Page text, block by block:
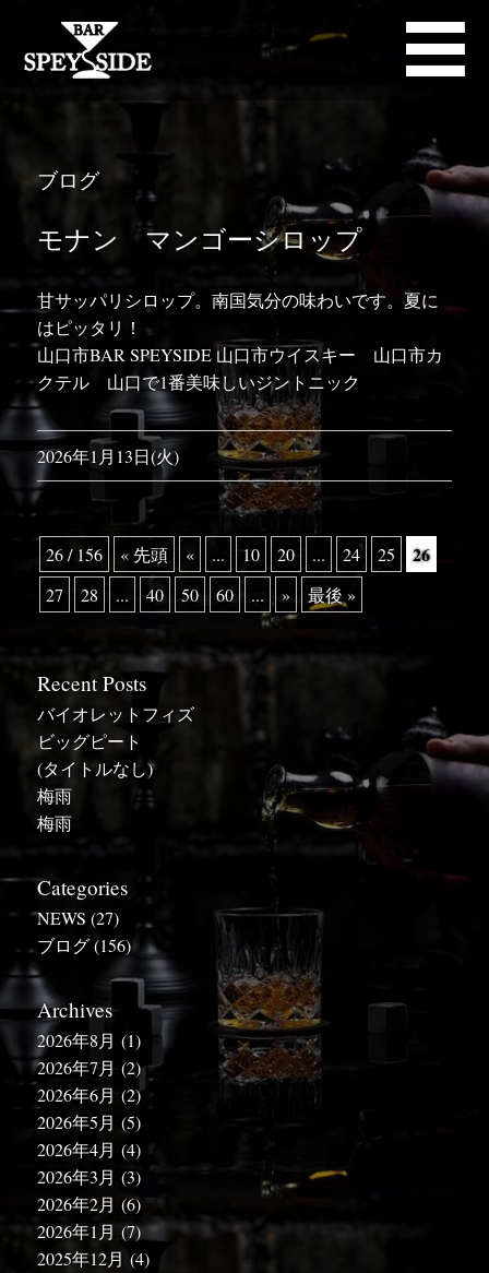
ブログ
モナン マンゴーシロップ
甘サッパリシロップ。南国気分の味わいです。夏に
はピッタリ！
山口市BAR SPEYSIDE 山口市ウイスキー 山口市カ
クテル 山口で1番美味しいジントニック
2026年1月13日(火)
26 / 156 « 先頭 « ... 10 20 ... 24 25 26
27 28 ... 40 50 60 ... » 最後 »
Recent Posts
バイオレットフィズ
ビッグピート
(タイトルなし)
梅雨
梅雨
Categories
NEWS (27)
ブログ(156)
Archives
2026年8月 (1)
2026年7月 (2)
2026年6月 (2)
2026年5月 (5)
2026年4月 (4)
2026年3月 (3)
2026年2月 (6)
2026年1月 (7)
2025年12月 (4)